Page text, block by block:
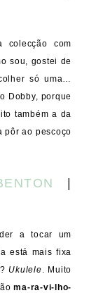
colecção com
sou, gostei de
só uma…
Dobby, porque
também a da
pôr ao pescoço
|
a tocar um
está mais fixa
Ukulele. Muito
ma-ra-vi-lho-